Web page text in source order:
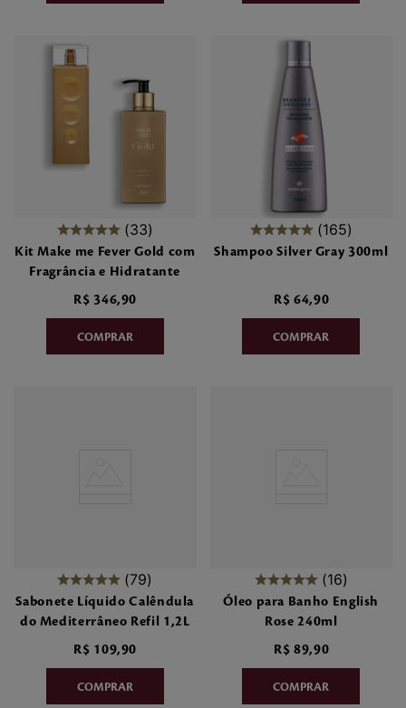
33
Kit Make me Fever Gold com
Fragrância e Hidratante
R$ 346,90
165
Shampoo Silver Gray 300ml
R$ 64,90
79
Sabonete Líquido Calêndula
do Mediterrâneo Refil 1,2L
R$ 109,90
16
Óleo para Banho English
Rose 240ml
R$ 89,90